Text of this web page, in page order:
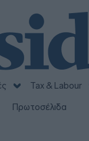
Tax & Labour
Πρωτοσέλιδα